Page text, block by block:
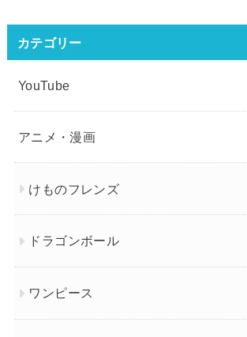
カテゴリー
YouTube
アニメ・漫画
けものフレンズ
ドラゴンボール
ワンピース